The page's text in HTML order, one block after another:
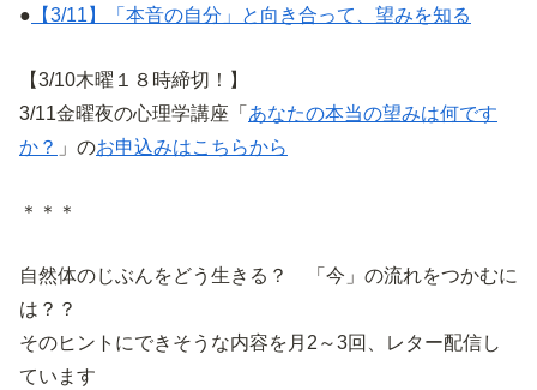
● 【3/11】「本音の自分」と向き合って、望みを知る
【3/10木曜１８時締切！】
3/11金曜夜の心理学講座「 あなたの本当の望みは何です
か？ 」のお申込みはこちらから
＊＊＊
自然体のじぶんをどう生きる？ 「今」の流れをつかむに
は？？
そのヒントにできそうな内容を月2～3回、レター配信し
ています